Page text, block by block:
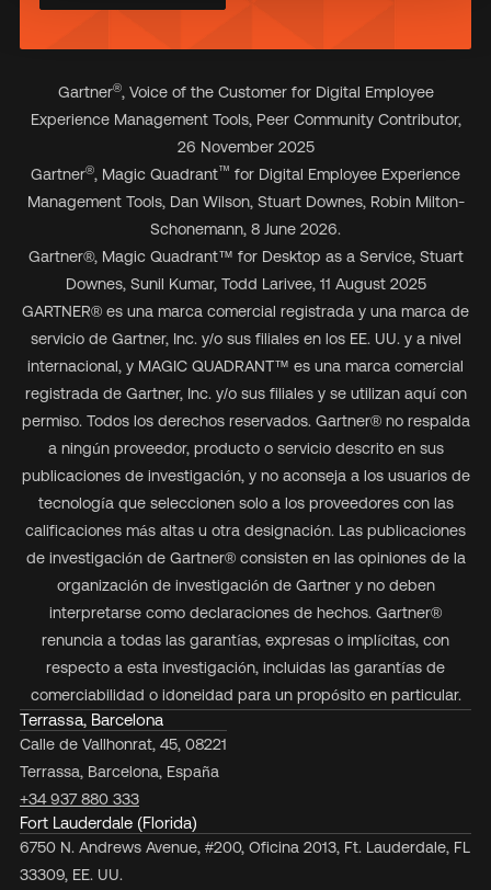
Gartner®, Voice of the Customer for Digital Employee
Experience Management Tools, Peer Community Contributor,
26 November 2025
Gartner®, Magic Quadrant™ for Digital Employee Experience
Management Tools, Dan Wilson, Stuart Downes, Robin Milton-
Schonemann, 8 June 2026.
Gartner®, Magic Quadrant™ for Desktop as a Service, Stuart
Downes, Sunil Kumar, Todd Larivee, 11 August 2025
GARTNER® es una marca comercial registrada y una marca de
servicio de Gartner, Inc. y/o sus filiales en los EE. UU. y a nivel
internacional, y MAGIC QUADRANT™ es una marca comercial
registrada de Gartner, Inc. y/o sus filiales y se utilizan aquí con
permiso. Todos los derechos reservados. Gartner® no respalda
a ningún proveedor, producto o servicio descrito en sus
publicaciones de investigación, y no aconseja a los usuarios de
tecnología que seleccionen solo a los proveedores con las
calificaciones más altas u otra designación. Las publicaciones
de investigación de Gartner® consisten en las opiniones de la
organización de investigación de Gartner y no deben
interpretarse como declaraciones de hechos. Gartner®
renuncia a todas las garantías, expresas o implícitas, con
respecto a esta investigación, incluidas las garantías de
comerciabilidad o idoneidad para un propósito en particular.
Terrassa, Barcelona
Calle de Vallhonrat, 45, 08221
Terrassa, Barcelona, España
+34 937 880 333
Fort Lauderdale (Florida)
6750 N. Andrews Avenue, #200, Oficina 2013, Ft. Lauderdale, FL
33309, EE. UU.